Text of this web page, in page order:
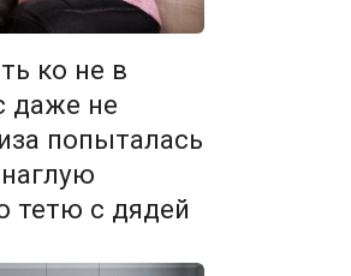
ко не в
даже не
попыталась
тетю с дядей